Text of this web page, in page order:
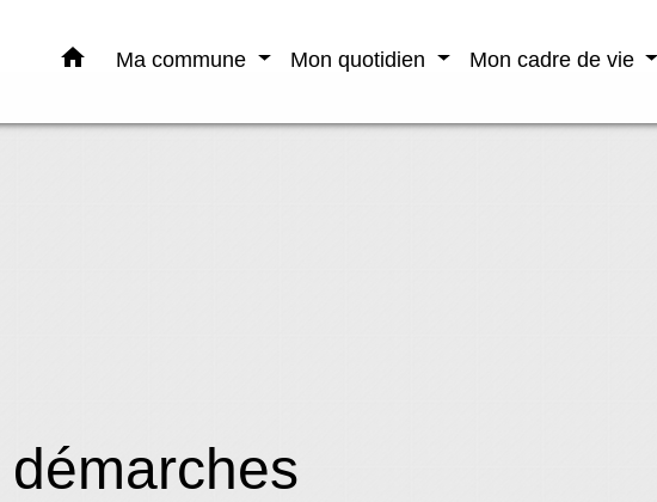
home Ma commune Mon quotidien Mon cadre de vie